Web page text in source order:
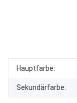
Wert
Hauptfarbe:
Sekundärfarbe: